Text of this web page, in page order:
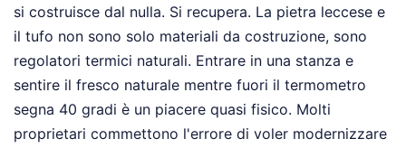
si costruisce dal nulla. Si recupera. La pietra leccese e
il tufo non sono solo materiali da costruzione, sono
regolatori termici naturali. Entrare in una stanza e
sentire il fresco naturale mentre fuori il termometro
segna 40 gradi è un piacere quasi fisico. Molti
proprietari commettono l'errore di voler modernizzare